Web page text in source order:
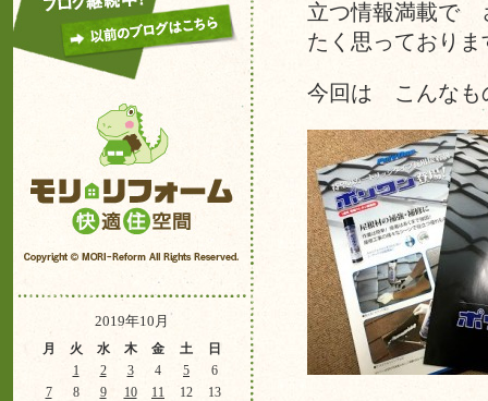
2019年10月
月 火 水 木 金 土 日
1 2 3 4 5
6
7
8 9 10 11 12
13
立つ情報満載で
たく思っておりま
今回は こんなも